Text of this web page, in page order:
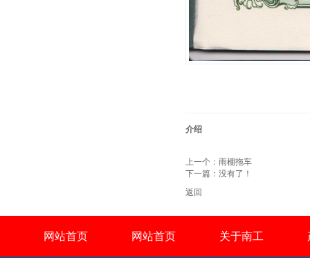
介绍
上一个： 雨棚拖车
下一篇：没有了！
返回
网站首页 网站首页 关于南工